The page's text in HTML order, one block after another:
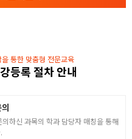
어 재료 및 마감재
튼 / 위생기구 / 조명
+제품 )
도 예제학습
통한 맞춤형 전문교육
등록 절차 안내
하신 과목의 학과 담당자 매칭을 통해